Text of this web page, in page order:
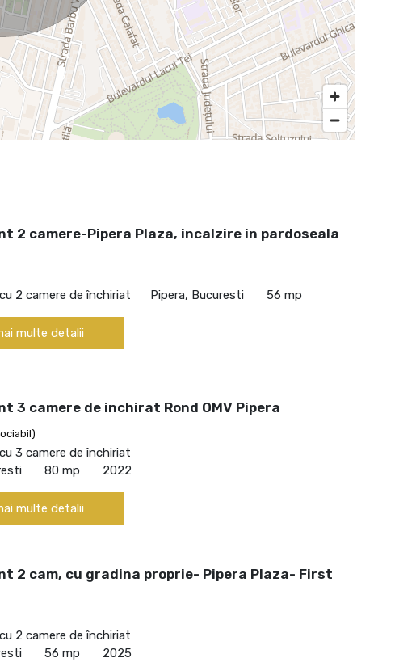
2 camere-Pipera Plaza, incalzire in pardoseala
2 camere de închiriat Pipera, Bucuresti 56 mp
multe detalii
3 camere de inchirat Rond OMV Pipera
3 camere de închiriat
80 mp 2022
multe detalii
2 cam, cu gradina proprie- Pipera Plaza- First
2 camere de închiriat
56 mp 2025